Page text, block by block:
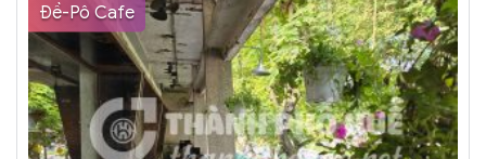
Đề-Pô Cafe